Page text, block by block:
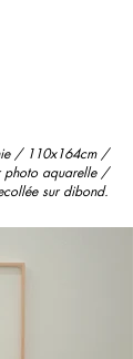
/ 110x164cm /
photo aquarelle /
sur dibond.